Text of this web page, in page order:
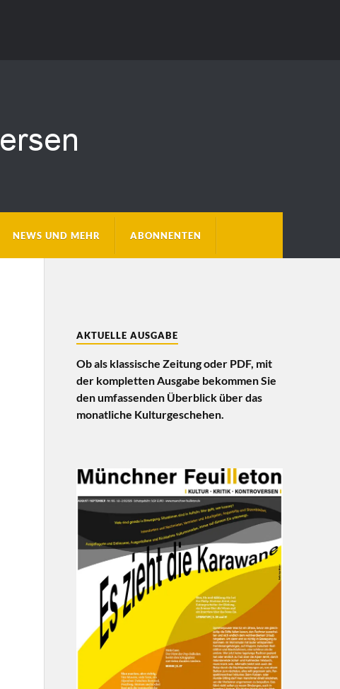
NEWS UND MEHR ABONNENTEN
AKTUELLE AUSGABE
Ob als klassische Zeitung oder PDF, mit
der kompletten Ausgabe bekommen Sie
den umfassenden Überblick über das
monatliche Kulturgeschehen.